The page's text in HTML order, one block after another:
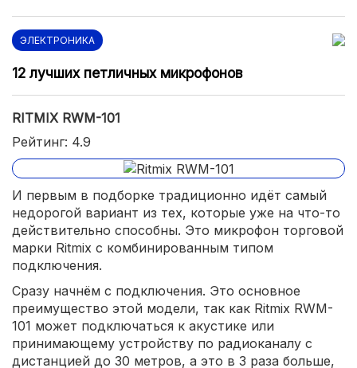
ЭЛЕКТРОНИКА
12 лучших петличных микрофонов
RITMIX RWM-101
Рейтинг: 4.9
И первым в подборке традиционно идёт самый
недорогой вариант из тех, которые уже на что-то
действительно способны. Это микрофон торговой
марки Ritmix с комбинированным типом
подключения.
Сразу начнём с подключения. Это основное
преимущество этой модели, так как Ritmix RWM-
101 может подключаться к акустике или
принимающему устройству по радиоканалу с
дистанцией до 30 метров, а это в 3 раза больше,